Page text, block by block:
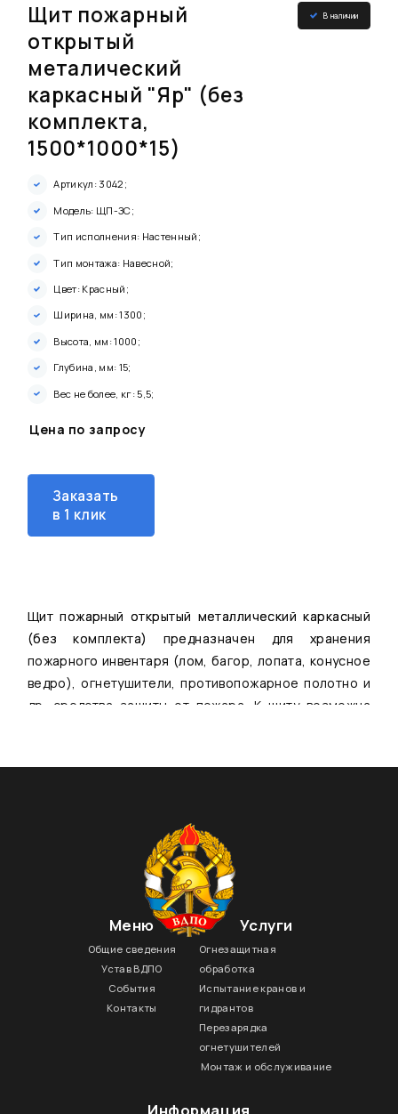
В наличии
Щит пожарный
открытый
металический
каркасный "Яр" (без
комплекта,
1500*1000*15)
Артикул: 3042;
Модель: ЩП-ЗС;
Тип исполнения: Настенный;
Тип монтажа: Навесной;
Цвет: Красный;
Ширина, мм: 1300;
Высота, мм: 1000;
Глубина, мм: 15;
Вес не более, кг: 5,5;
Цена по запросу
Заказать
в 1 клик
Щит пожарный открытый металлический каркасный
(без комплекта) предназначен для хранения
пожарного инвентаря (лом, багор, лопата, конусное
ведро), огнетушители, противопожарное полотно и
др. средства защиты от пожара. К щиту возможна
Меню
Общие сведения
Устав ВДПО
События
Контакты
Услуги
Огнезащитная
обработка
Испытание кранов и
гидрантов
Перезарядка
огнетушителей
Монтаж и обслуживание
Информация